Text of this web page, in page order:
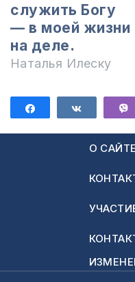
служить Богу
— в моей жизни
на деле.
Наталья Илеску
Поделиться
О САЙТЕ